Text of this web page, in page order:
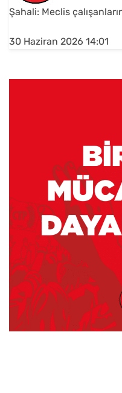
Şahali: Meclis
30 Haziran 2026 14:01